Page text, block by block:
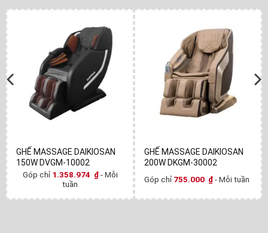
GHẾ MASSAGE DAIKIOSAN
150W DVGM-10002
Góp chỉ 1.358.974 ₫ - Mỗi
tuần
GHẾ MASSAGE DAIKIOSAN
200W DKGM-30002
Góp chỉ 755.000 ₫- Mỗi tuần